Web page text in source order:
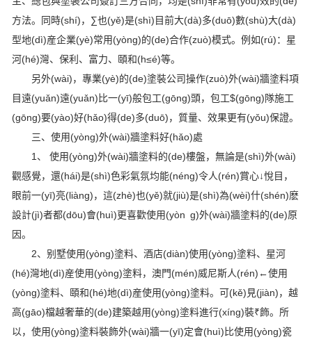
方法。同時(shí)，∑也(yě)是(shì)目前大(dà)多(duō)數(shù)大(dà)
型地(dì)産企業(yè)常用(yòng)的(de)合作(zuò)模式。例如(rú)：星
河(hé)灣、保利、富力、頤和(h≤é)等。
另外(wài)，專業(yè)的(de)塗裝公司操作(zuò)外(wài)牆塗料項
目遠(yuǎn)遠(yuǎn)比一(yī)般包工(gōng)頭，包工$(gōng)隊施工
(gōng)要(yào)好(hǎo)得(de)多(duō)，質量、效果更有(yǒu)保證。
三、使用(yòng)外(wài)牆塗料好(hǎo)處
1、 使用(yòng)外(wài)牆塗料的(de)樓盤，無論是(shì)外(wài)
觀感覺，還(hái)是(shì)色彩氣氛均能(néng)令人(rén)賞心↓悅目，
眼前一(yī)亮(liàng)，這(zhè)也(yě)就(jiù)是(shì)為(wèi)什(shén)麽
設計(jì)者都(dōu)會(huì)更喜歡使用(yòn g)外(wài)牆塗料的(de)原
因。
2、别墅使用(yòng)塗料、酒店(diàn)使用(yòng)塗料、星河
(hé)灣地(dì)産使用(yòng)塗料，澳門(mén)威尼斯人(rén)←使用
(yòng)塗料、頤和(hé)地(dì)産使用(yòng)塗料。可(kě)見(jiàn)，越
高(gāo)檔越奢華的(de)建築越用(yòng)塗料進行(xíng)裝₹飾。所
以，使用(yòng)塗料裝飾外(wài)牆一(yī)定會(huì)比使用(yòng)瓷